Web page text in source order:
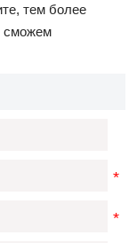
тем более
сможем